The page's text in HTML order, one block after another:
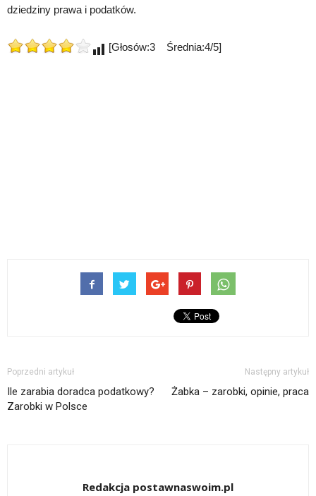
dziedziny prawa i podatków.
[Głosów:3 Średnia:4/5]
Poprzedni artykuł
Ile zarabia doradca podatkowy?
Zarobki w Polsce
Następny artykuł
Żabka – zarobki, opinie, praca
Redakcja postawnaswoim.pl